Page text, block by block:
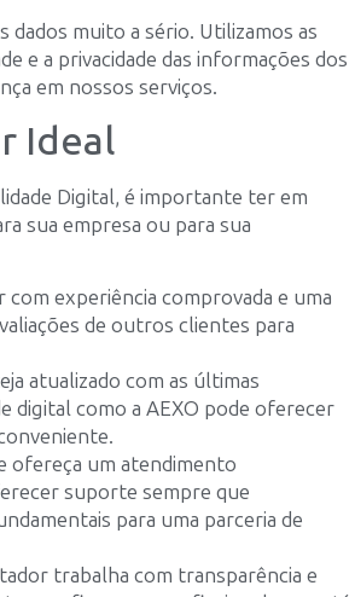
dados muito a sério. Utilizamos as
e a privacidade das informações dos
em nossos serviços.
Ideal
Digital, é importante ter em
sua empresa ou para sua
experiência comprovada e uma
de outros clientes para
atualizado com as últimas
digital como a AEXO pode oferecer
ofereça um atendimento
suporte sempre que
para uma parceria de
trabalha com transparência e